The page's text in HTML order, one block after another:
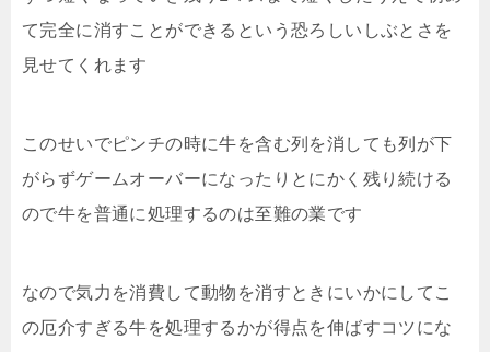
て完全に消すことができるという恐ろしいしぶとさを
見せてくれます
このせいでピンチの時に牛を含む列を消しても列が下
がらずゲームオーバーになったりとにかく残り続ける
ので牛を普通に処理するのは至難の業です
なので気力を消費して動物を消すときにいかにしてこ
の厄介すぎる牛を処理するかが得点を伸ばすコツにな